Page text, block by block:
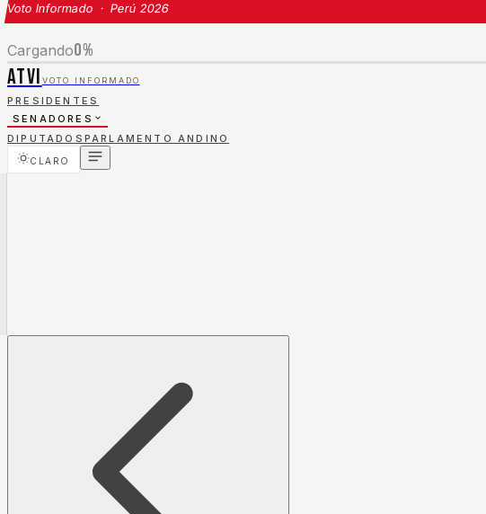
Voto Informado · Perú 2026
Cargando0%
ATVI VOTO INFORMADO
PRESIDENTES
SENADORES
DIPUTADOS PARLAMENTO ANDINO
CLARO